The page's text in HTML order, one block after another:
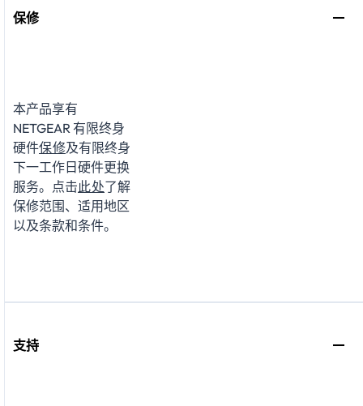
保修
本产品享有
NETGEAR 有限终身
硬件保修及有限终身
下一工作日硬件更换
服务。点击此处了解
保修范围、适用地区
以及条款和条件。
支持